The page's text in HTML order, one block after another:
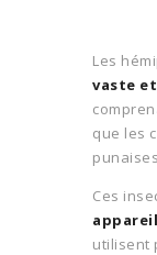
Les
vaste
que les
Ces
utilisent